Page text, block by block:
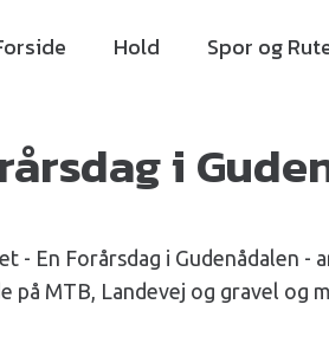
Hold Spor og
i
En Forårsdag i Gudenådalen -
på MTB, Landevej og gravel og